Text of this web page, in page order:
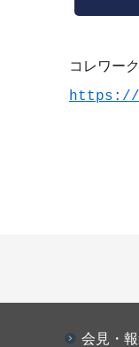
コレワー
https://
会見・